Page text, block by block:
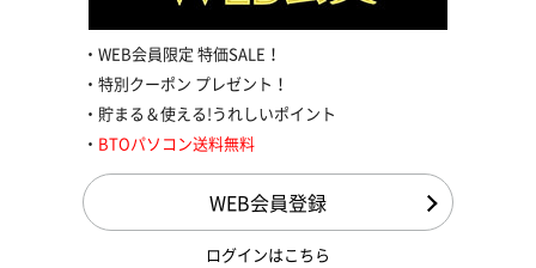
WEB会員限定 特価SALE！
特別クーポン プレゼント！
貯まる＆使える!うれしいポイント
BTOパソコン送料無料
WEB会員登録
ログインはこちら